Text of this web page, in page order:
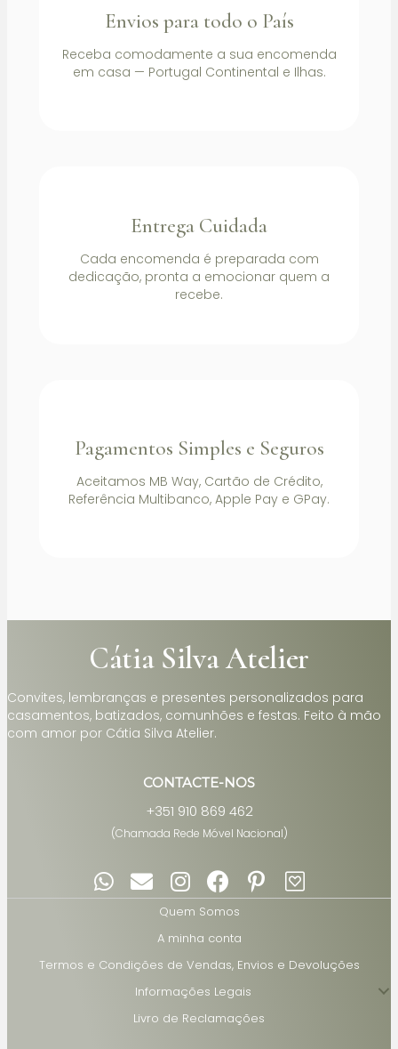
Envios para todo o País
Receba comodamente a sua encomenda
em casa — Portugal Continental e Ilhas.
Entrega Cuidada
Cada encomenda é preparada com
dedicação, pronta a emocionar quem a
recebe.
Pagamentos Simples e Seguros
Aceitamos MB Way, Cartão de Crédito,
Referência Multibanco, Apple Pay e GPay.
Cátia Silva Atelier
Convites, lembranças e presentes personalizados para
casamentos, batizados, comunhões e festas. Feito à mão
com amor por Cátia Silva Atelier.
CONTACTE-NOS
+351 910 869 462
(Chamada Rede Móvel Nacional)
Quem Somos
A minha conta
Termos e Condições de Vendas, Envios e Devoluções
Informações Legais
Livro de Reclamações